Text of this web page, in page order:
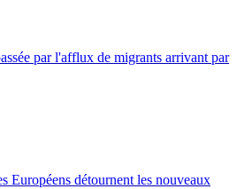
par l'afflux de migrants arrivant par
Européens détournent les nouveaux